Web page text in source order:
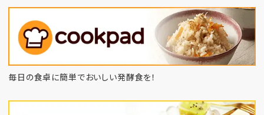
毎日の食卓に簡単でおいしい発酵食を！